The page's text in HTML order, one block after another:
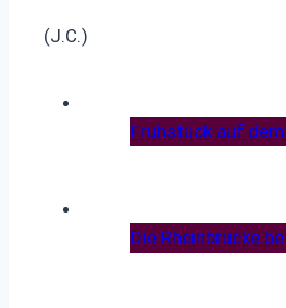
(J.C.)
Frühstück auf
Die Rheinbrücke